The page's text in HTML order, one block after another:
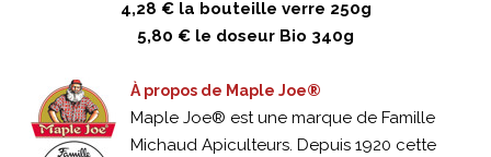
4,28 € la bouteille verre 250g
5,80 € le doseur Bio 340g
À propos de Maple Joe®
Maple Joe® est une marque de Famille
Michaud Apiculteurs. Depuis 1920 cette